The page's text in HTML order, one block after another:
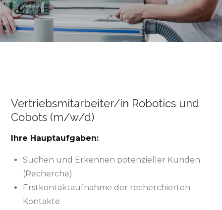
Vertriebsmitarbeiter/in Robotics und
Cobots (m/w/d)
Ihre Hauptaufgaben:
Suchen und Erkennen potenzieller Kunden
(Recherche)
Erstkontaktaufnahme der recherchierten
Kontakte